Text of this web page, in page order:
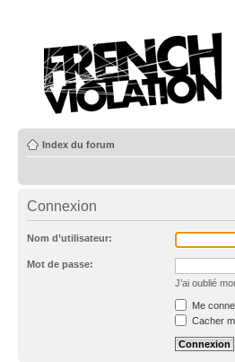
Index du forum
Connexion
Nom d’utilisateur:
Mot de passe:
J’ai oublié
Me
Cacher